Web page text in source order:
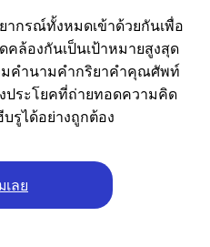
ากรณ์ทั้งหมดเข้าด้วยกันเพื่อ
ล้องกันเป็นเป้าหมายสูงสุด
มคํานามคํากริยาคําคุณศัพท์
ประโยคที่ถ่ายทอดความคิด
รูได้อย่างถูกต้อง
เลย